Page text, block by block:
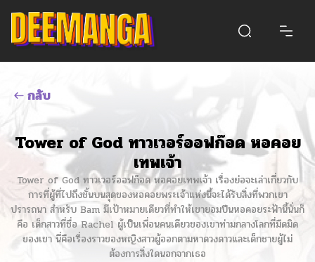
กลับ
Tower of God ทาวเวอร์ออฟก๊อด หอคอย
เทพเจ้า
Tower of God ทาวเวอร์ออฟก๊อด หอคอยเทพเจ้า เรื่องย่อจะเล่าเกี่ยวกับ
การที่ผู้ที่ไปถึงชั้นบนสุดของหอคอยพระเจ้าแห่งนี้จะได้รับสิ่งที่พวกเขา
ปรารถนา สำหรับ Bam มีเป้าหมายเดียวที่ทำให้เขายอมปีนหอคอยระฟ้านี้นั่นก็
คือ เด็กสาวที่ชื่อ Rachel ผู้เป็นเพื่อนคนเดียวของเขาท่ามกลางโลกที่มืดมิด
ของเขา นี่คือเรื่องราวของหญิงสาวผู้ออกตามหาดวงดาวและเด็กชายผู้ไม่
ต้องการสิ่งใดนอกจากเธอ